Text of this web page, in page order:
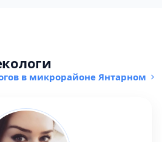
в микрорайоне Янтарном